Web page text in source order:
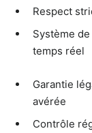
Respect
Système
temps réel
Garantie
avérée
Contrôle